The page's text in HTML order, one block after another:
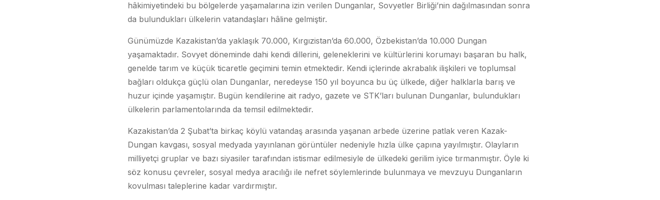
hâkimiyetindeki bu bölgelerde yaşamalarına izin verilen Dunganlar, Sovyetler Birliği’nin dağılmasından sonra
da bulundukları ülkelerin vatandaşları hâline gelmiştir.
Günümüzde Kazakistan’da yaklaşık 70.000, Kırgızistan’da 60.000, Özbekistan’da 10.000 Dungan
yaşamaktadır. Sovyet döneminde dahi kendi dillerini, geleneklerini ve kültürlerini korumayı başaran bu halk,
genelde tarım ve küçük ticaretle geçimini temin etmektedir. Kendi içlerinde akrabalık ilişkileri ve toplumsal
bağları oldukça güçlü olan Dunganlar, neredeyse 150 yıl boyunca bu üç ülkede, diğer halklarla barış ve
huzur içinde yaşamıştır. Bugün kendilerine ait radyo, gazete ve STK’ları bulunan Dunganlar, bulundukları
ülkelerin parlamentolarında da temsil edilmektedir.
Kazakistan’da 2 Şubat’ta birkaç köylü vatandaş arasında yaşanan arbede üzerine patlak veren Kazak-
Dungan kavgası, sosyal medyada yayınlanan görüntüler nedeniyle hızla ülke çapına yayılmıştır. Olayların
milliyetçi gruplar ve bazı siyasiler tarafından istismar edilmesiyle de ülkedeki gerilim iyice tırmanmıştır. Öyle ki
söz konusu çevreler, sosyal medya aracılığı ile nefret söylemlerinde bulunmaya ve mevzuyu Dunganların
kovulması taleplerine kadar vardırmıştır.